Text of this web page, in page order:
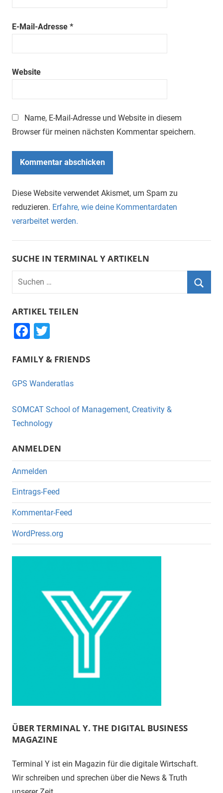
E-Mail-Adresse *
Website
Name, E-Mail-Adresse und Website in diesem
Browser für meinen nächsten Kommentar speichern.
Diese Website verwendet Akismet, um Spam zu
reduzieren. Erfahre, wie deine Kommentardaten
verarbeitet werden.
SUCHE IN TERMINAL Y ARTIKELN
Suchen
ARTIKEL TEILEN
F
c
e
o
o
k
tt
er
FAMILY & FRIENDS
GPS Wanderatlas
SOMCAT School of Management, Creativity &
Technology
ANMELDEN
Anmelden
Eintrags-Feed
Kommentar-Feed
WordPress.org
ÜBER TERMINAL Y. THE DIGITAL BUSINESS
MAGAZINE
Terminal Y ist ein Magazin für die digitale Wirtschaft.
Wir schreiben und sprechen über die News & Truth